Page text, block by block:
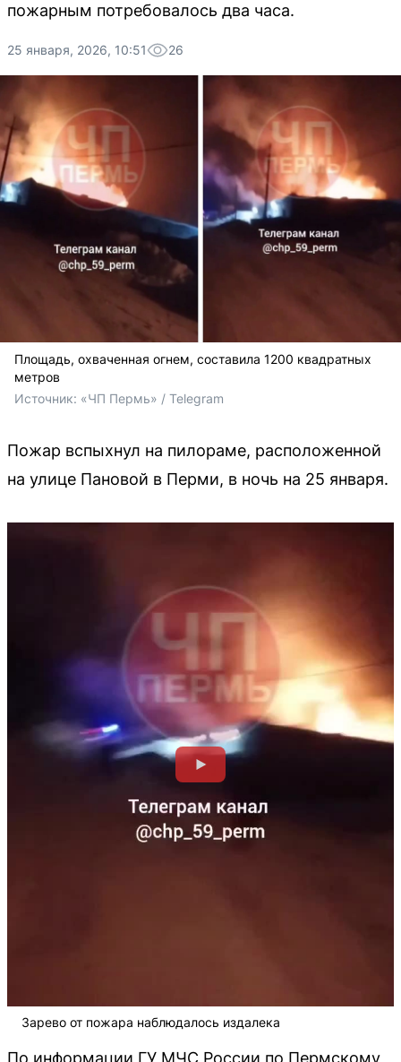
пожарным потребовалось два часа.
25 января, 2026, 10:51 26
Площадь, охваченная огнем, составила 1200 квадратных
метров
Источник: «ЧП Пермь» / Telegram
Пожар вспыхнул на пилораме, расположенной
на улице Пановой в Перми, в ночь на 25 января.
Зарево от пожара наблюдалось издалека
По информации ГУ МЧС России по Пермскому